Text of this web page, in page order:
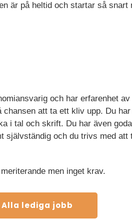
är på heltid och startar så
och har erfarenhet
chansen att ta ett kliv upp. Du
i tal och skrift. Du har även
självständig och du trivs med att
men inget krav.
Alla lediga jobb